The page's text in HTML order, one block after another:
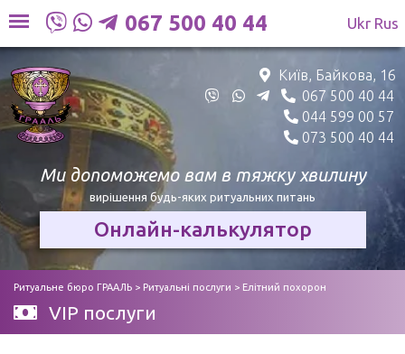
Skip
content
067 500 40 44 Ukr Rus
Ми допоможемо вам втяжку хвилину
вирішення будь-яких ритуальних питань
Онлайн-калькулятор
Київ, Байкова, 16
067 500 40 44
044 599 00 57
073 500 40 44
Ритуальне бюро ГРААЛЬ > Ритуальні послуги > Елітний похорон
VIP послуги